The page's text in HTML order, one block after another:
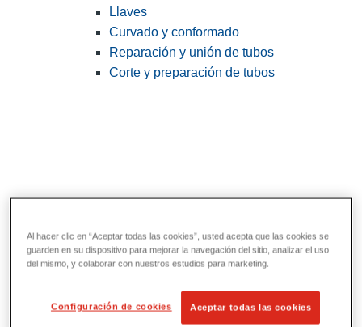
Llaves
Curvado y conformado
Reparación y unión de tubos
Corte y preparación de tubos
Herramientas de servicios públicos y de
View All Herramientas de servicios
Al hacer clic en “Aceptar todas las cookies”, usted acepta que las cookies se
guarden en su dispositivo para mejorar la navegación del sitio, analizar el uso
del mismo, y colaborar con nuestros estudios para marketing.
Configuración de cookies Aceptar todas las cookies